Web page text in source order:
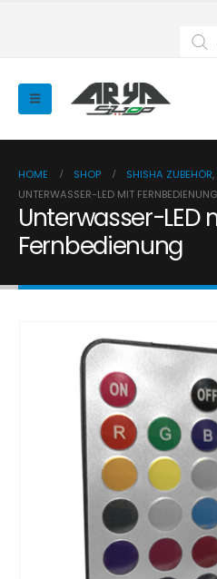
search
HOME SHOP SHISHA ZUBEHÖR,
UNTERWASSER-LED MIT FERNBEDIENUNG
Unterwasser-LED
Fernbedienung